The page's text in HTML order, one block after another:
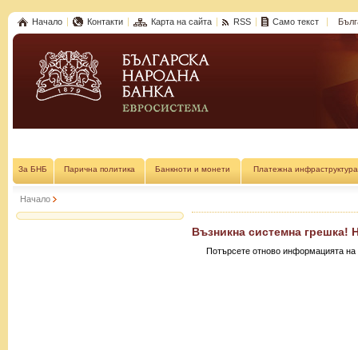
Начало Контакти Карта на сайта RSS Само текст
За БНБ Парична политика Банкноти и монети Платежна инфраструктура
Начало
Възникна системна грешка!
Потърсете отново информацията на